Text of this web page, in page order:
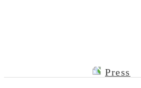
Press